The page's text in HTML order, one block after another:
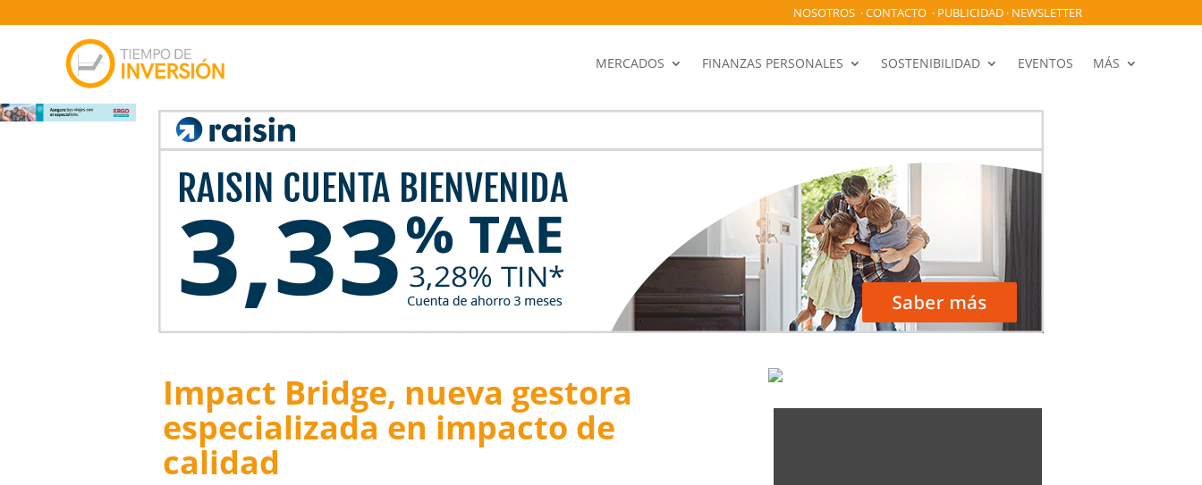
NOSOTROS·CONTACTO· PUBLICIDAD· NEWSLETTER
MERCADOS FINANZAS PERSONALES SOSTENIBILIDAD EVENTOS MÁS
Impact Bridge, nueva gestora
especializada en impacto de
calidad